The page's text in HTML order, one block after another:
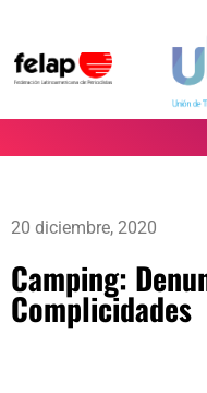
20 diciembre, 2020
Camping:
Complicidades